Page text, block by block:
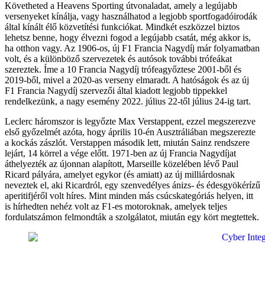
Követheted a Heavens Sporting útvonaladat, amely a legújabb
versenyeket kínálja, vagy használhatod a legjobb sportfogadóirodák
által kínált élő közvetítési funkciókat. Mindkét eszközzel biztos
lehetsz benne, hogy élvezni fogod a legújabb csatát, még akkor is,
ha otthon vagy. Az 1906-os, új F1 Francia Nagydíj már folyamatban
volt, és a különböző szervezetek és autósok további trófeákat
szereztek. Íme a 10 Francia Nagydíj trófeagyőztese 2001-ből és
2019-ből, mivel a 2020-as verseny elmaradt. A hatóságok és az új
F1 Francia Nagydíj szervezői által kiadott legjobb tippekkel
rendelkezünk, a nagy esemény 2022. július 22-től július 24-ig tart.
Leclerc háromszor is legyőzte Max Verstappent, ezzel megszerezve
első győzelmét azóta, hogy április 10-én Ausztráliában megszerezte
a kockás zászlót. Verstappen második lett, miután Sainz rendszere
lejárt, 14 körrel a vége előtt. 1971-ben az új Francia Nagydíjat
áthelyezték az újonnan alapított, Marseille közelében lévő Paul
Ricard pályára, amelyet egykor (és amiatt) az új milliárdosnak
neveztek el, aki Ricardról, egy szenvedélyes ánizs- és édesgyökérízű
aperitifjéről volt híres. Mint minden más csúcskategóriás helyen, itt
is hírhedten nehéz volt az F1-es motoroknak, amelyek teljes
fordulatszámon felmondták a szolgálatot, miután egy kört megtettek.